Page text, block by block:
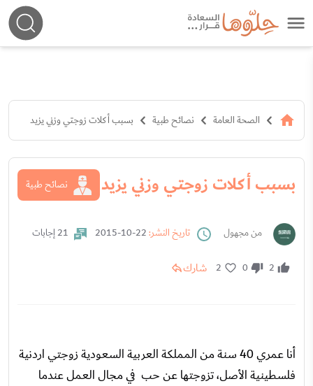
الصحة العامة نصائح طبية بسبب أكلات زوجتي وزني يزيد
بسبب أكلات زوجتي وزني يزيد نصائح طبية
من مجهول تاريخ النشر: 21 إجابات
2
0
2 شارك
أنا عمري 40 سنة من المملكة العربية السعودية زوجتي اردنية
فلسطينية الأصل، تزوجتها عن حب في مجال العمل عندما